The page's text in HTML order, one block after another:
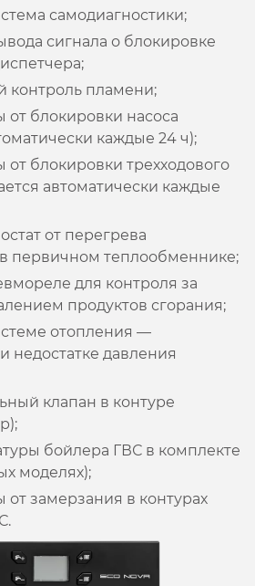
самодиагностики;
сигнала о блокировке
контроль пламени;
от блокировки насоса
каждые 24 ч);
блокировки трехходового
автоматически каждые
от перегрева
первичном теплообменнике;
для контроля за
продуктов сгорания;
отопления —
недостатке давления
клапан в контуре
бойлера ГВС в комплекте
моделях);
замерзания в контурах